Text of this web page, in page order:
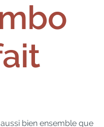
bien ensemble que